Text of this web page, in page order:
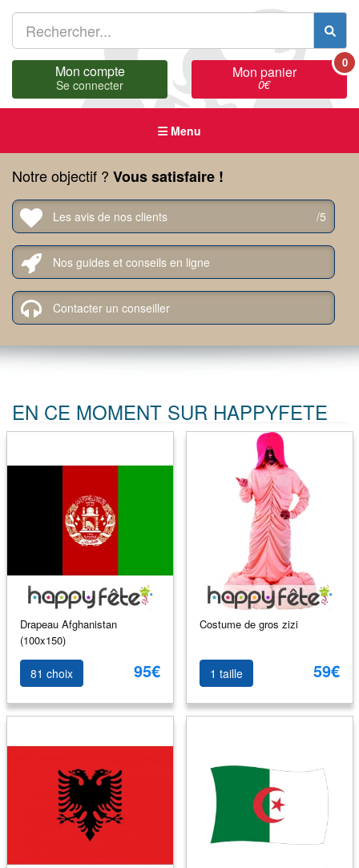
Mon compte
Se connecter
Mon panier
0€
0
Menu
Notre objectif ? Vous satisfaire !
/5
Les avis de nos clients
Nos guides et conseils en ligne
Contacter un conseiller
EN CE MOMENT SUR HAPPYFETE
Drapeau Afghanistan
(100x150)
81 choix 95€
Costume de gros zizi
1 taille 59€